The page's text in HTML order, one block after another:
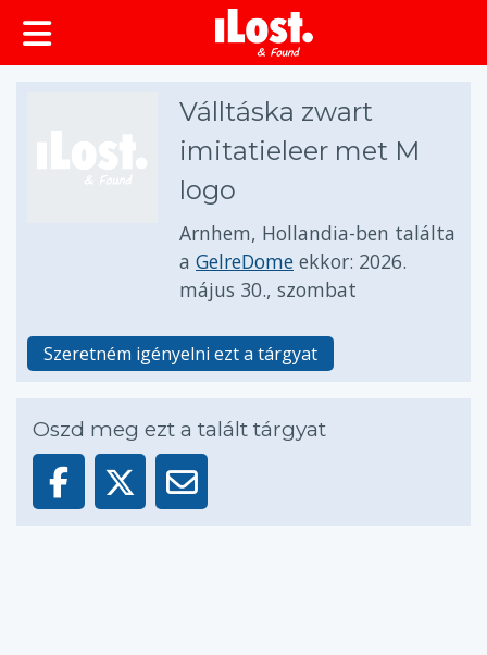
Válltáska zwart
imitatieleer met M
logo
Arnhem, Hollandia-ben találta
a GelreDome ekkor: 2026.
május 30., szombat
Szeretném igényelni ezt a tárgyat
Oszd meg ezt a talált tárgyat